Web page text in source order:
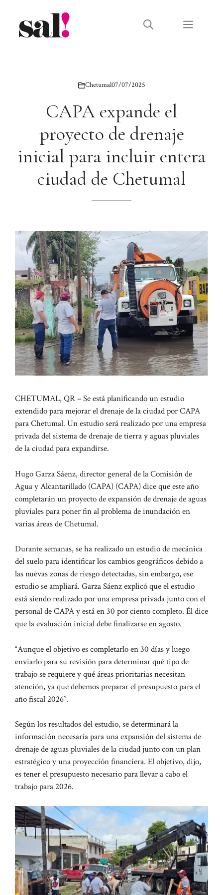
contenido
Menú
Chetumal07/07/2025
CAPA expande el
proyecto de drenaje
inicial para incluir entera
ciudad de Chetumal
CHETUMAL, QR – Se está planificando un estudio
extendido para mejorar el drenaje de la ciudad por CAPA
para Chetumal. Un estudio será realizado por una empresa
privada del sistema de drenaje de tierra y aguas pluviales
de la ciudad para expandirse.
Hugo Garza Sáenz, director general de la Comisión de
Agua y Alcantarillado (CAPA) (CAPA) dice que este año
completarán un proyecto de expansión de drenaje de aguas
pluviales para poner fin al problema de inundación en
varias áreas de Chetumal.
Durante semanas, se ha realizado un estudio de mecánica
del suelo para identificar los cambios geográficos debido a
las nuevas zonas de riesgo detectadas, sin embargo, ese
estudio se ampliará. Garza Sáenz explicó que el estudio
está siendo realizado por una empresa privada junto con el
personal de CAPA y está en 30 por ciento completo. Él dice
que la evaluación inicial debe finalizarse en agosto.
“Aunque el objetivo es completarlo en 30 días y luego
enviarlo para su revisión para determinar qué tipo de
trabajo se requiere y qué áreas prioritarias necesitan
atención, ya que debemos preparar el presupuesto para el
año fiscal 2026”.
Según los resultados del estudio, se determinará la
información necesaria para una expansión del sistema de
drenaje de aguas pluviales de la ciudad junto con un plan
estratégico y una proyección financiera. El objetivo, dijo,
es tener el presupuesto necesario para llevar a cabo el
trabajo para 2026.